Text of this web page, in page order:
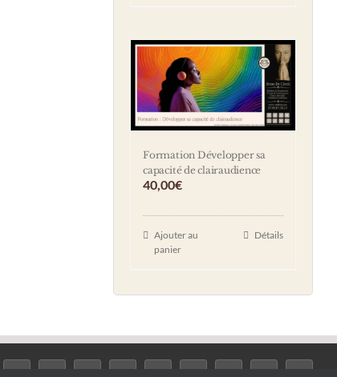
Formation Développer sa
capacité de clairaudience
40,00€
Ajouter au
panier
Détails